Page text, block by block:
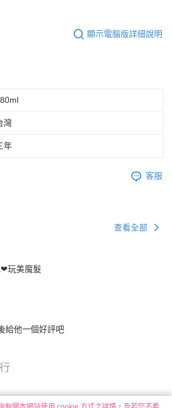
顯示電腦版詳細說明
灣
年
客服
查看全部
玩美魔髮
給他一個好評吧